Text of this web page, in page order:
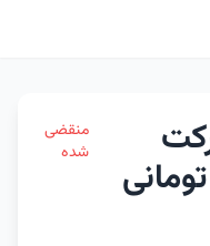
منقضی
شده